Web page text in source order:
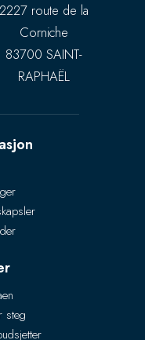
2227 route de la
Corniche
83700 SAINT-
RAPHAËL
steg